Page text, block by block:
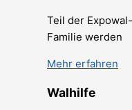
Teil der Expowal-
Familie werden
Mehr erfahren
Walhilfe